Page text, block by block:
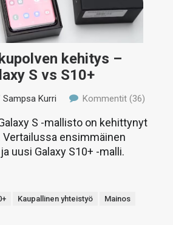
kehitys –
S vs S10+
Sampsa Kurri Kommentit (36)
S -mallisto on kehittynyt
ensimmäinen
uusi Galaxy S10+ -malli.
Kaupallinen yhteistyö
Mainos